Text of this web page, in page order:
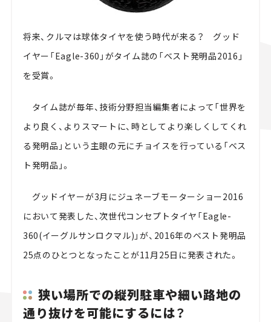
将来、クルマは球体タイヤを使う時代が来る？ グッド
イヤー「Eagle-360」がタイム誌の「ベスト発明品2016」
を受賞。
タイム誌が毎年、技術分野担当編集者によって「世界を
より良く、よりスマートに、時としてより楽しくしてくれ
る発明品」という主眼の元にチョイスを行っている「ベス
ト発明品」。
グッドイヤーが3月にジュネーブモーターショー2016
において発表した、次世代コンセプトタイヤ「Eagle-
360(イーグルサンロクマル)」が、2016年のベスト発明品
25点のひとつとなったことが11月25日に発表された。
狭い場所での縦列駐車や細い路地の
通り抜けを可能にするには？